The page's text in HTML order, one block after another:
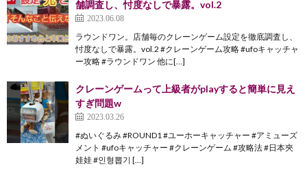
舗調査し、忖度なしで暴露。vol.2
2023.06.08
ラウンドワン。店舗毎のクレーンゲーム設定を徹底調査し、
忖度なしで暴露。vol.2 #クレーンゲーム攻略 #ufoキャッチャ
ー攻略 #ラウンドワン 他に[…]
クレーンゲームって上級者がplayすると簡単に見え
すぎ問題w
2023.03.26
#ぬいぐるみ #ROUND1 #ユーホーキャッチャー #アミューズ
メント #ufoキャッチャー #クレーンゲーム #攻略法 #日本夾
娃娃 #인형뽑기 […]